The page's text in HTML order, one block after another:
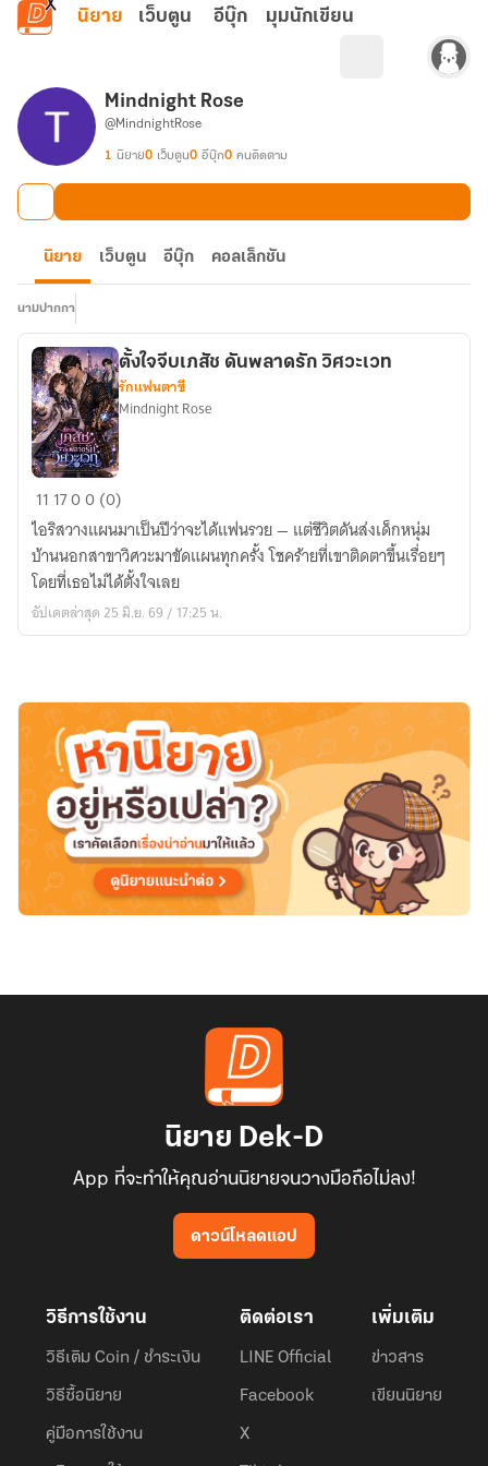
ข้ามไปยังเนื้อหาหลัก
นิยาย เว็บตูน อีบุ๊ก มุมนักเขียน
Mindnight Rose
@MindnightRose
1 นิยาย0 เว็บตูน0 อีบุ๊ก0 คนติดตาม
นิยาย เว็บตูน อีบุ๊ก คอลเล็กชัน
นามปากกา
ตั้งใจ
จีบ
เภสัช
ดัน
พลาด
รัก
ตั้งใจจีบเภสัช ดันพลาดรัก วิศวะเวท
รักแฟนตาซี
Mindnight Rose
11 1700 (0)
ไอริสวางแผนมาเป็นปีว่าจะได้แฟนรวย — แต่ชีวิตดันส่งเด็กหนุ่ม
บ้านนอกสาขาวิศวะมาขัดแผนทุกครั้ง โชคร้ายที่เขาติดตาขึ้นเรื่อยๆ
โดยที่เธอไม่ได้ตั้งใจเลย
อัปเดตล่าสุด 25 มิ.ย. 69 / 17:25 น.
นิยาย Dek-D
App ที่จะทำให้คุณอ่านนิยายจนวางมือถือไม่ลง!
ดาวน์โหลดแอป
วิธีการใช้งาน
วิธีเติม Coin / ชำระเงิน
วิธีซื้อนิยาย
คู่มือการใช้งาน
ติดต่อเรา
LINE Official
Facebook
X
เพิ่มเติม
ข่าวสาร
เขียนนิยาย